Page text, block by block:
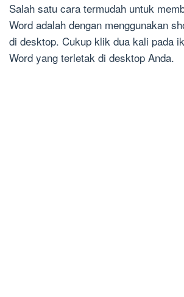
Salah satu cara termudah untuk
Word adalah dengan menggunakan
di desktop. Cukup klik dua kali pada
Word yang terletak di desktop Anda.